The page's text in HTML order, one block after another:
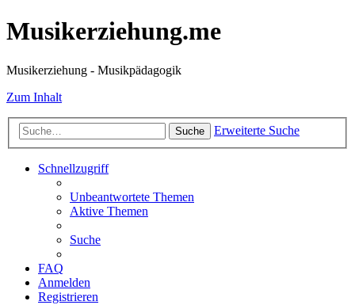
Musikerziehung.me
Musikerziehung - Musikpädagogik
Zum Inhalt
Suche Erweiterte Suche
Schnellzugriff
Unbeantwortete Themen
Aktive Themen
Suche
FAQ
Anmelden
Registrieren